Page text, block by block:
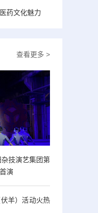
药文化魅力
查看更多 >
技演艺集团第
演
羊）活动火热